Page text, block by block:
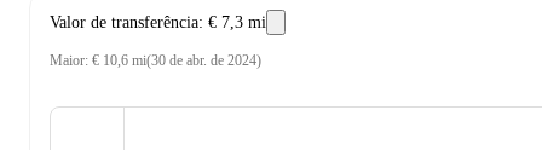
Valor de transferência: € 7,3 mi
Maior: € 10,6 mi(30 de abr. de 2024)